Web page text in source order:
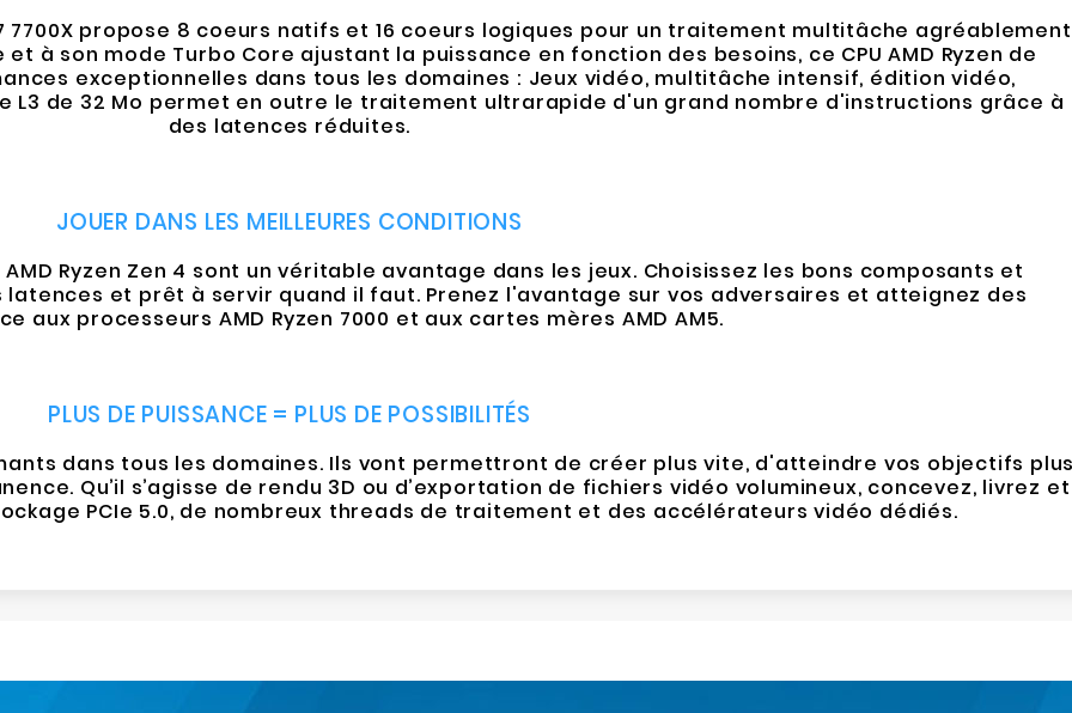
7700X propose 8 coeurs natifs et 16 coeurs logiques pour un traitement multitâche agréablement
à son mode Turbo Core ajustant la puissance en fonction des besoins, ce CPU AMD Ryzen de
exceptionnelles dans tous les domaines : Jeux vidéo, multitâche intensif, édition vidéo,
L3 de 32 Mo permet en outre le traitement ultrarapide d'un grand nombre d'instructions grâce à
des latences réduites.
JOUER DANS LES MEILLEURES CONDITIONS
Ryzen Zen 4 sont un véritable avantage dans les jeux. Choisissez les bons composants et
latences et prêt à servir quand il faut. Prenez l'avantage sur vos adversaires et atteignez des
aux processeurs AMD Ryzen 7000 et aux cartes mères AMD AM5.
PLUS DE PUISSANCE = PLUS DE POSSIBILITÉS
dans tous les domaines. Ils vont permettront de créer plus vite, d'atteindre vos objectifs
Qu’il s’agisse de rendu 3D ou d’exportation de fichiers vidéo volumineux, concevez, livrez et
PCIe 5.0, de nombreux threads de traitement et des accélérateurs vidéo dédiés.